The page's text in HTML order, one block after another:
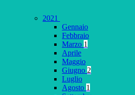
2021
Gennaio
Febbraio
Marzo 1
Aprile
Maggio
Giugno 2
Luglio
Agosto 1